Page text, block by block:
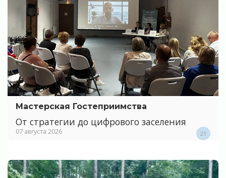
Мастерская Гостеприимства
От стратегии до цифрового заселения
07 августа 2026 21